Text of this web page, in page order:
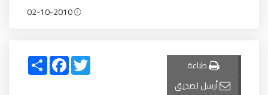
طباعة
أرسل لصديق
Share
FacebookTwitter